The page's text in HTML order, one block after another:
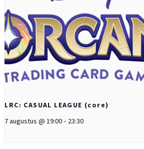
LRC: CASUAL LEAGUE (core)
7 augustus @ 19:00 - 23:30